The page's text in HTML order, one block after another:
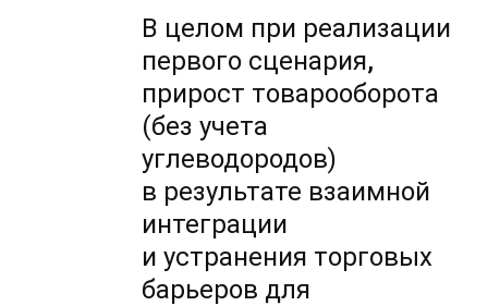
В целом при реализации
первого сценария,
прирост товарооборота
(без учета
углеводородов)
в результате взаимной
интеграции
и устранения торговых
барьеров для